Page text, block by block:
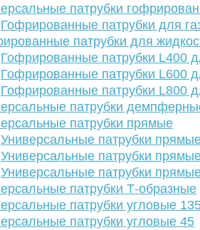
патрубки
Гофрированные патрубки для
патрубки для
Гофрированные патрубки L400
Гофрированные патрубки L600
Гофрированные патрубки L800
патрубки
патрубки прямые
Универсальные патрубки
Универсальные патрубки
Универсальные патрубки
патрубки Т-образные
патрубки угловые
патрубки угловые 45